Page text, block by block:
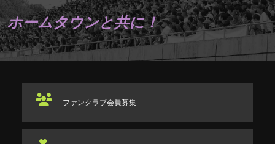
ホームタウンと共に！
ファンクラブ会員募集